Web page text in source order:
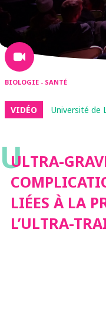
BIOLOGIE - SANTÉ
VIDÉO Université de
UULTRA-
LIÉES À LA
L’ULTRA-